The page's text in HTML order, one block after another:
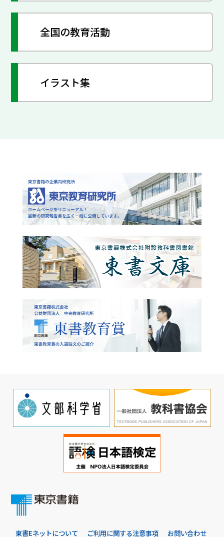
全国の教育活動
イラスト集
東書Eネットについて ご利用に関する注意事項 お問い合わせ